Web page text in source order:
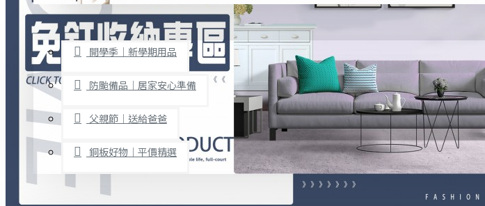
查看更多
文具禮品
事務用品
桌子/椅子
置物架/收納櫃
其他
免打孔收納專區
限時促銷
開學季｜新學期用品
防颱備品｜居家安心準備
父親節｜送給爸爸
銅板好物｜平價精選